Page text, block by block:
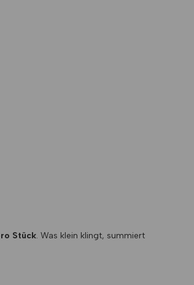
Stück. Was klein klingt, summiert